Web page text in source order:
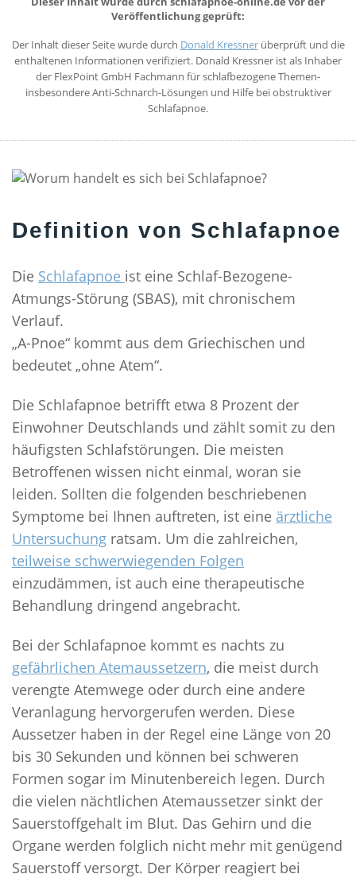
SELBSTCHECK
THERAPIEN
ALTERNATIVEN ZUR SCHLAFAPNOE-MASKE
SCHLAFAPNOE-SCHIENENTHERAPIE
CPAP-THERAPIE
OPERATIVE SCHLAFAPNOE THERAPIE
SPANGENTHERAPIE
GESUNDER SCHLAF
WAS IST GESUNDER SCHLAF?
DER SCHLAFZYKLUS UND SEINE PHASEN
11 SCHLAFTIPPS FÜR EINEN GESUNDEN SCHLAF
SELBSTHILFE
MEDIZINISCHES DIDGERIDOO
SCHLAFHYGIENE
BLOG
Veröffentlichung geprüft:
Der Inhalt dieser Seite wurde durch Donald Kressnerüberprüft und die
enthaltenen Informationen verifiziert. Donald Kressner ist als Inhaber
der FlexPoint GmbH Fachmann für schlafbezogene Themen-
insbesondere Anti-Schnarch-Lösungen und Hilfe bei obstruktiver
Schlafapnoe.
Definition von Schlafapnoe
Die Schlafapnoe ist eine Schlaf-Bezogene-
Atmungs-Störung (SBAS), mit chronischem
Verlauf.
„A-Pnoe“ kommt aus dem Griechischen und
bedeutet „ohne Atem“.
Die Schlafapnoe betrifft etwa 8 Prozent der
Einwohner Deutschlands und zählt somit zu den
häufigsten Schlafstörungen. Die meisten
Betroffenen wissen nicht einmal, woran sie
leiden. Sollten die folgenden beschriebenen
Symptome bei Ihnen auftreten, ist eine ärztliche
Untersuchung ratsam. Um die zahlreichen,
teilweise schwerwiegenden Folgen
einzudämmen, ist auch eine therapeutische
Behandlung dringend angebracht.
Bei der Schlafapnoe kommt es nachts zu
gefährlichen Atemaussetzern, die meist durch
verengte Atemwege oder durch eine andere
Veranlagung hervorgerufen werden. Diese
Aussetzer haben in der Regel eine Länge von 20
bis 30 Sekunden und können bei schweren
Formen sogar im Minutenbereich legen. Durch
die vielen nächtlichen Atemaussetzer sinkt der
Sauerstoffgehalt im Blut. Das Gehirn und die
Organe werden folglich nicht mehr mit genügend
Sauerstoff versorgt. Der Körper reagiert bei